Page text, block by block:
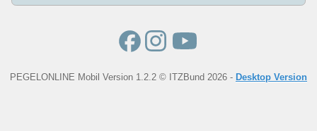
PEGELONLINE Mobil Version 1.2.2 © ITZBund 2026 - Desktop Version